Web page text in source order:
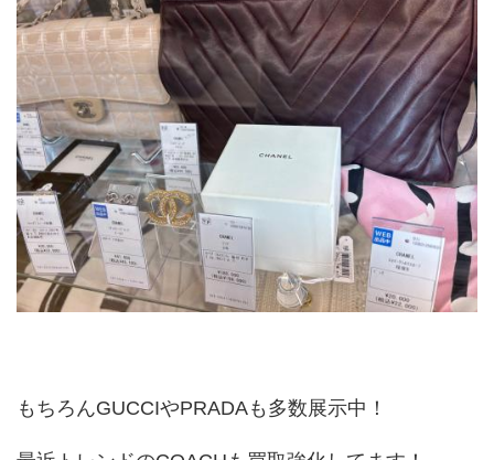
もちろんGUCCIやPRADAも多数展示中！